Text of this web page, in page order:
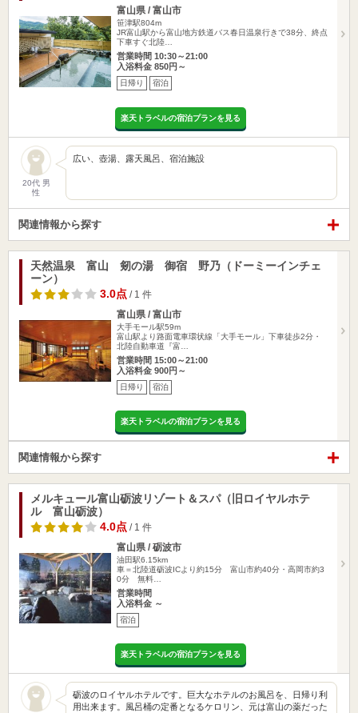
富山県 / 富山市
笹津駅804m
JR富山駅から富山地方鉄道バス春日温泉行きで38分、終点
下車すぐ北陸…
営業時間 10:30～21:00
入浴料金 850円～
日帰り 宿泊
楽天トラベルの宿泊プランを見る
20代 男
性
広い、壺湯、露天風呂、宿泊施設
関連情報から探す
天然温泉 富山 剱の湯 御宿 野乃（ドーミーインチェ
ーン）
3.0点 / 1 件
富山県 / 富山市
大手モール駅59m
富山駅より路面電車環状線「大手モール」下車徒歩2分・
北陸自動車道『富…
営業時間 15:00～21:00
入浴料金 900円～
日帰り 宿泊
楽天トラベルの宿泊プランを見る
関連情報から探す
メルキュール富山砺波リゾート＆スパ（旧ロイヤルホテ
ル 富山砺波）
4.0点 / 1 件
富山県 / 砺波市
油田駅6.15km
車＝北陸道砺波ICより約15分 富山市約40分・高岡市約3
0分 無料…
営業時間
入浴料金 ～
宿泊
楽天トラベルの宿泊プランを見る
砺波のロイヤルホテルです。巨大なホテルのお風呂を、日帰り利
用出来ます。風呂桶の定番となるケロリン、元は富山の薬だった